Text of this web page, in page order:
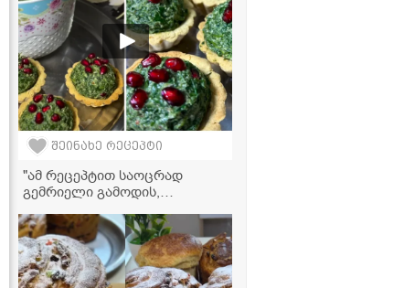
შეინახე რეცეპტი
"ამ რეცეპტით საოცრად
გემრიელი გამოდის,
მომზადება!" - ისპანახის
მომზადება მჭადებთან ერთად
აეროგრილში